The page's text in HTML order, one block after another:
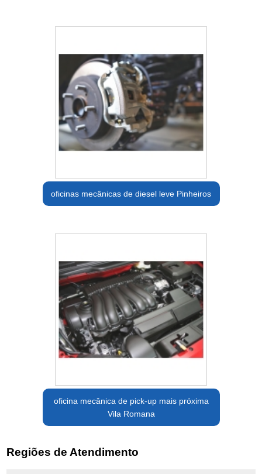
oficinas mecânicas de diesel leve Pinheiros
oficina mecânica de pick-up mais próxima
Vila Romana
Regiões de Atendimento